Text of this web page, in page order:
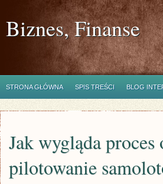
Biznes, Finanse
STRONA GŁÓWNA SPIS TREŚCI BLOG
Jak wygląda
pilotowanie